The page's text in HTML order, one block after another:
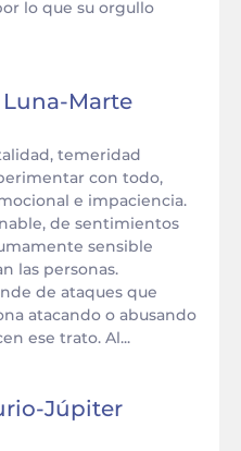
lo que su orgullo
Luna-Marte
temeridad
con todo,
e impaciencia.
de sentimientos
sensible
las personas.
de ataques que
atacando o abusando
ese trato. Al...
-Júpiter